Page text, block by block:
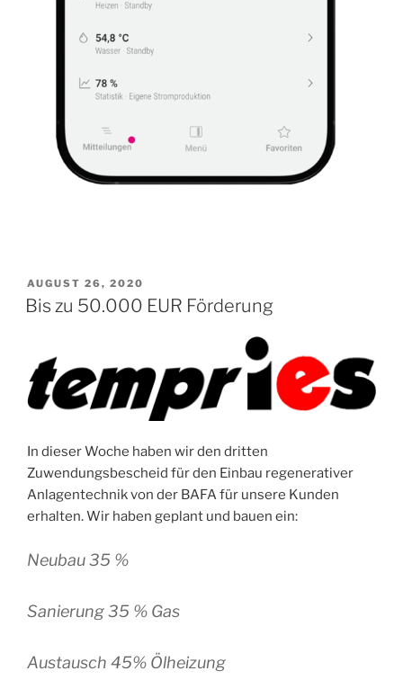
VERÖFFENTLICHT
AM
AUGUST 26, 2020
Bis zu 50.000 EUR Förderung
In dieser Woche haben wir den dritten
Zuwendungsbescheid für den Einbau regenerativer
Anlagentechnik von der BAFA für unsere Kunden
erhalten. Wir haben geplant und bauen ein:
Neubau 35 %
Sanierung 35 % Gas
Austausch 45% Ölheizung